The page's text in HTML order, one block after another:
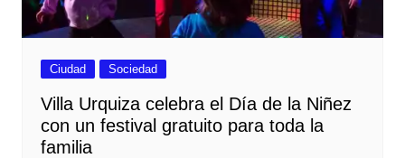
Ciudad Sociedad
Villa Urquiza celebra el Día de la Niñez
con un festival gratuito para toda la
familia